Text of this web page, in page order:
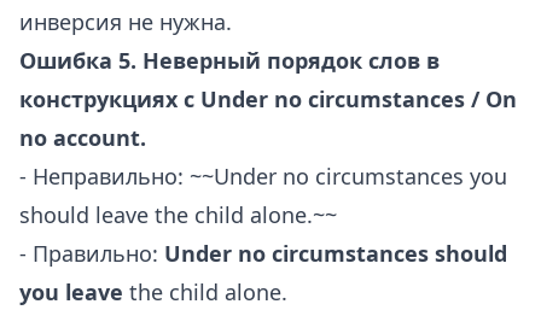
инверсия не нужна.
Ошибка 5. Неверный порядок слов в
конструкциях с Under no circumstances / On
no account.
- Неправильно: ~~Under no circumstances you
should leave the child alone.~~
- Правильно: Under no circumstances should
you leave the child alone.